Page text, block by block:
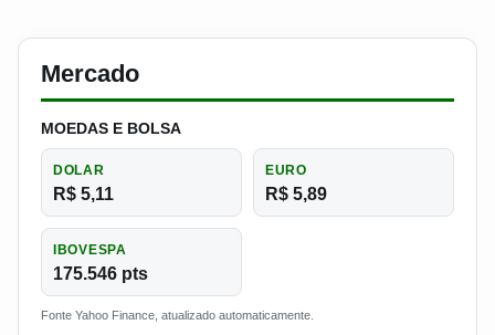
Mercado
MOEDAS E BOLSA
DOLAR
R$ 5,11
EURO
R$ 5,89
IBOVESPA
175.546 pts
Fonte Yahoo Finance, atualizado automaticamente.